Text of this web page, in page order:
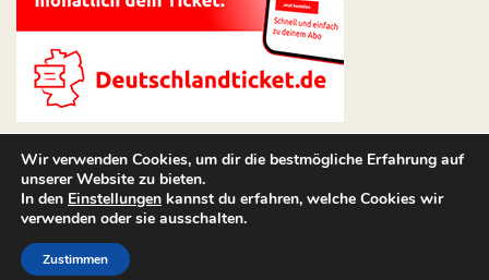
Copyright © 2026
Adore Themes
Wir verwenden Cookies, um dir die bestmögliche Erfahrung auf
unserer Website zu bieten.
In den Einstellungen kannst du erfahren, welche Cookies wir
verwenden oder sie ausschalten.
Zustimmen